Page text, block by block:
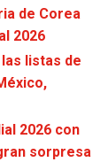
de Corea
2026
listas de
2026 con
sorpresa